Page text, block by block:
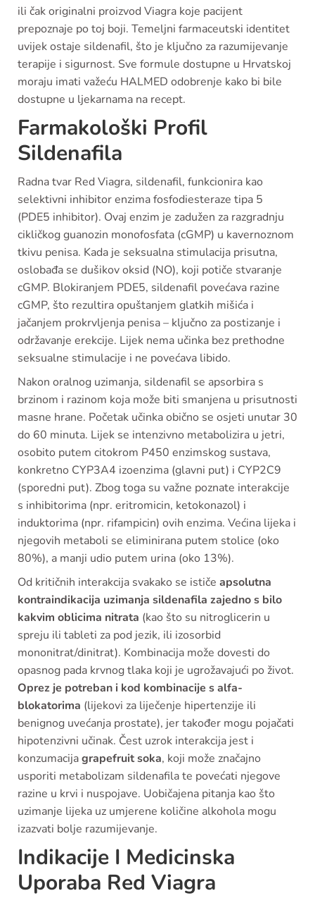
ili čak originalni proizvod Viagra koje pacijent
prepoznaje po toj boji. Temeljni farmaceutski identitet
uvijek ostaje sildenafil, što je ključno za razumijevanje
terapije i sigurnost. Sve formule dostupne u Hrvatskoj
moraju imati važeću HALMED odobrenje kako bi bile
dostupne u ljekarnama na recept.
Farmakološki Profil
Sildenafila
Radna tvar Red Viagra, sildenafil, funkcionira kao
selektivni inhibitor enzima fosfodiesteraze tipa 5
(PDE5 inhibitor). Ovaj enzim je zadužen za razgradnju
cikličkog guanozin monofosfata (cGMP) u kavernoznom
tkivu penisa. Kada je seksualna stimulacija prisutna,
oslobađa se dušikov oksid (NO), koji potiče stvaranje
cGMP. Blokiranjem PDE5, sildenafil povećava razine
cGMP, što rezultira opuštanjem glatkih mišića i
jačanjem prokrvljenja penisa – ključno za postizanje i
održavanje erekcije. Lijek nema učinka bez prethodne
seksualne stimulacije i ne povećava libido.
Nakon oralnog uzimanja, sildenafil se apsorbira s
brzinom i razinom koja može biti smanjena u prisutnosti
masne hrane. Početak učinka obično se osjeti unutar 30
do 60 minuta. Lijek se intenzivno metabolizira u jetri,
osobito putem citokrom P450 enzimskog sustava,
konkretno CYP3A4 izoenzima (glavni put) i CYP2C9
(sporedni put). Zbog toga su važne poznate interakcije
s inhibitorima (npr. eritromicin, ketokonazol) i
induktorima (npr. rifampicin) ovih enzima. Većina lijeka i
njegovih metaboli se eliminirana putem stolice (oko
80%), a manji udio putem urina (oko 13%).
Od kritičnih interakcija svakako se ističe apsolutna
kontraindikacija uzimanja sildenafila zajedno s bilo
kakvim oblicima nitrata (kao što su nitroglicerin u
spreju ili tableti za pod jezik, ili izosorbid
mononitrat/dinitrat). Kombinacija može dovesti do
opasnog pada krvnog tlaka koji je ugrožavajući po život.
Oprez je potreban i kod kombinacije s alfa-
blokatorima (lijekovi za liječenje hipertenzije ili
benignog uvećanja prostate), jer također mogu pojačati
hipotenzivni učinak. Čest uzrok interakcija jest i
konzumacijagrapefruit soka, koji može značajno
usporiti metabolizam sildenafila te povećati njegove
razine u krvi i nuspojave. Uobičajena pitanja kao što
uzimanje lijeka uz umjerene količine alkohola mogu
izazvati bolje razumijevanje.
Indikacije I Medicinska
Uporaba Red Viagra